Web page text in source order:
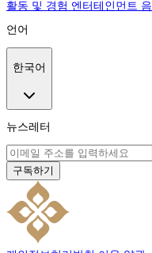
활동 및 경험 엔터테인먼트
언어
한국어
뉴스레터
구독하기